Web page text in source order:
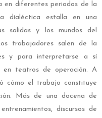
en diferentes periodos de la
dialéctica estalla en una
salidas y los mundos del
trabajadores salen de la
y para interpretarse a sí
en teatros de operación. A
cómo el trabajo constituye
Más de una docena de
discursos de